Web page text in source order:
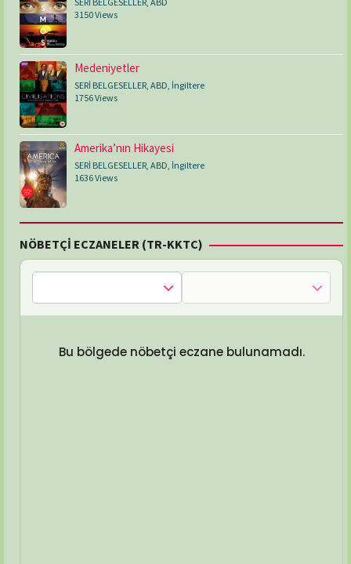
3150 Views
Medeniyetler
SERİ BELGESELLER ABD İngiltere
1756 Views
Amerika’nın Hikayesi
SERİ BELGESELLER ABD İngiltere
1636 Views
NÖBETÇİ ECZANELER (TR-KKTC)
Bu bölgede nöbetçi eczane bulunamadı.